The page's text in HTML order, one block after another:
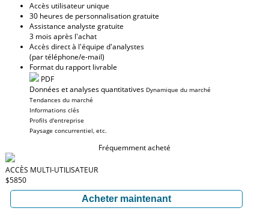
Accès utilisateur unique
30 heures de personnalisation gratuite
Assistance analyste gratuite
3 mois après l'achat
Accès direct à l'équipe d'analystes
(par téléphone/e-mail)
Format du rapport livrable
PDF
Données et analyses quantitatives Dynamique du marché
Tendances du marché
Informations clés
Profils d'entreprise
Paysage concurrentiel, etc.
Fréquemment acheté
ACCÈS MULTI-UTILISATEUR
$5850
Acheter maintenant